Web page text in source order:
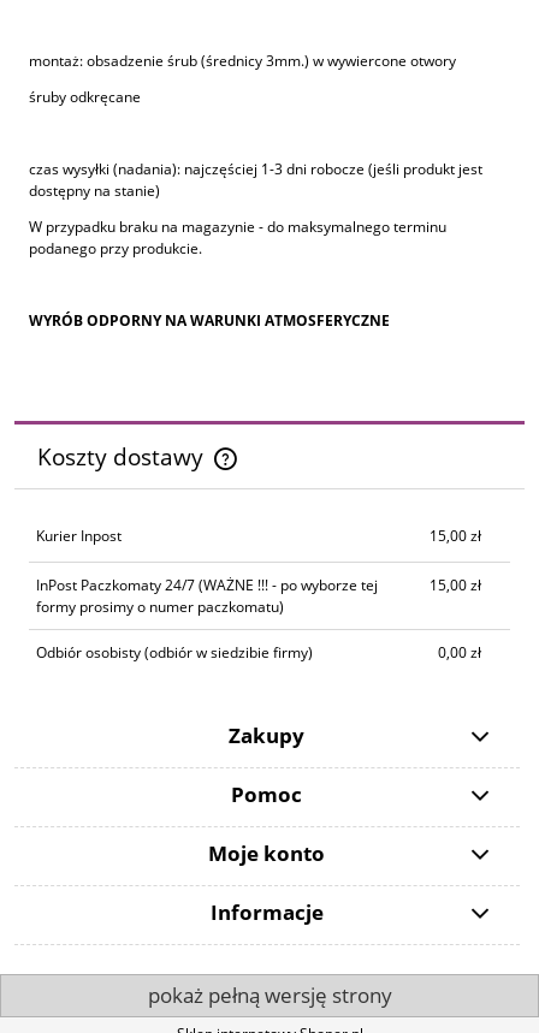
montaż: obsadzenie śrub (średnicy 3mm.) w wywiercone otwory
śruby odkręcane
czas wysyłki (nadania): najczęściej 1-3 dni robocze (jeśli produkt jest
dostępny na stanie)
W przypadku braku na magazynie - do maksymalnego terminu
podanego przy produkcie.
WYRÓB ODPORNY NA WARUNKI ATMOSFERYCZNE
Koszty dostawy
Cena nie zawiera ewentualnych kosztów płatności
Kurier Inpost 15,00 zł
InPost Paczkomaty 24/7(WAŻNE !!! - po wyborze tej
formy prosimy o numer paczkomatu)
15,00 zł
Odbiór osobisty(odbiór w siedzibie firmy) 0,00 zł
Zakupy
Pomoc
Moje konto
Informacje
pokaż pełną wersję strony